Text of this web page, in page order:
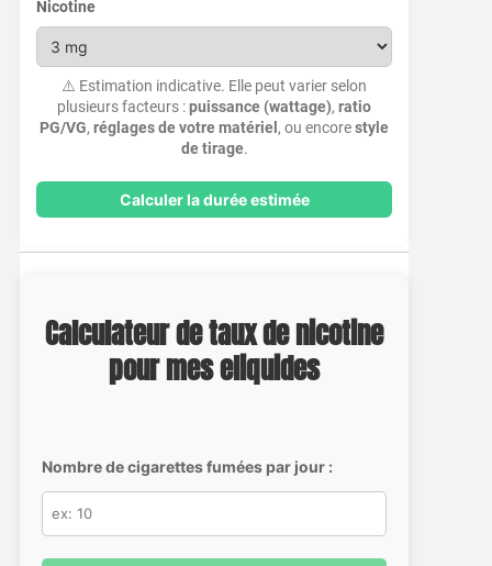
Nicotine
⚠️ Estimation indicative. Elle peut varier selon
plusieurs facteurs :puissance (wattage),ratio
PG/VG,réglages de votre matériel , ou encorestyle
de tirage.
Calculer la durée estimée
Calculateur de taux de nicotine
pour mes eliquides
Nombre de cigarettes fumées par jour :